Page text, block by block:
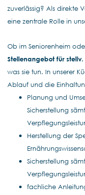
zuverlässig? Als direkte
eine zentrale Rolle in
Ob im Seniorenheim
Stellenangebot für
was sie tun. In unserer
Ablauf und die
Planung und
Sicherstellung
Herstellung der
Sicherstellung
fachliche